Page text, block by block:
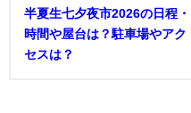
半夏生七夕夜市2026の日程・
時間や屋台は？駐車場やアク
セスは？